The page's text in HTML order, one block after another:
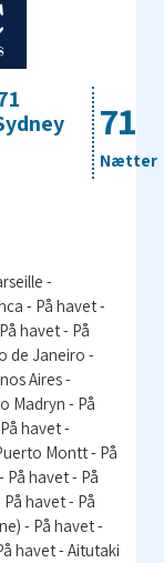
71
Nætter
-
- På havet -
havet - På
de Janeiro -
Aires -
Madryn - På
havet -
Montt - På
På havet - På
havet - På
- På havet -
havet - Aitutaki